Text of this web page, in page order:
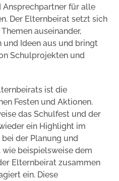
Ansprechpartner für alle
Der Elternbeirat setzt sich
auseinander,
Ideen aus und bringt
Schulprojekten und
ist die
Festen und Aktionen.
das Schulfest und der
ein Highlight im
der Planung und
beispielsweise dem
Elternbeirat zusammen
ein. Diese